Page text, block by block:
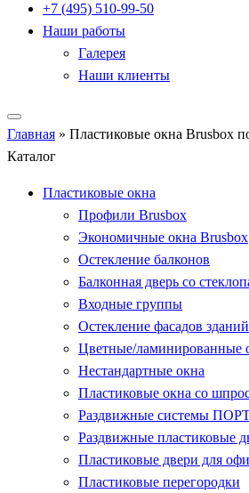
+7 (495) 510-99-50
Наши работы
Галерея
Наши клиенты
Главная » Пластиковые окна Brusbox
Каталог
Пластиковые окна
Профили Brusbox
Экономичные окна Brusbox
Остекление балконов
Балконная дверь со
Входные группы
Остекление фасадов зданий
Цветные/ламинированные
Нестандартные окна
Пластиковые окна со
Раздвижные системы
Раздвижные пластиковые
Пластиковые двери для
Пластиковые перегородки